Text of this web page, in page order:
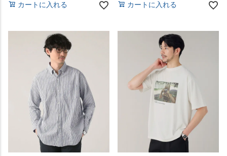
カートに入れる カートに入れる